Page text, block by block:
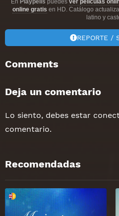
online gratis en HD. Catálogo
latino y
REPORTE /
Comments
Deja un comentario
Lo siento, debes estar
comentario.
Recomendadas